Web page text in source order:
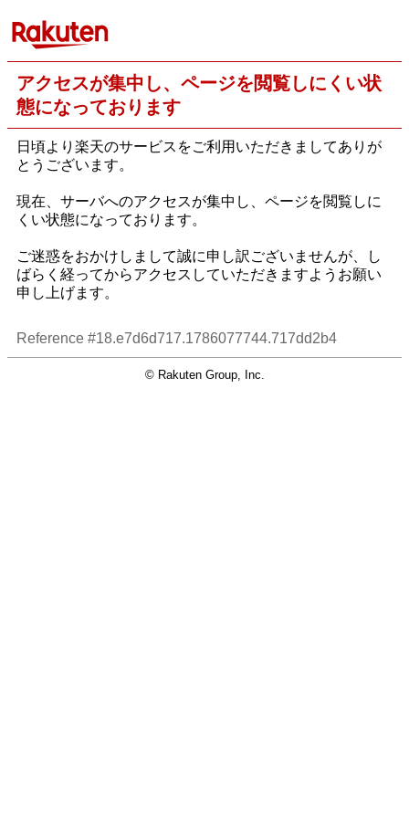
アクセスが集中し、ページを閲覧しにくい状
態になっております
日頃より楽天のサービスをご利用いただきましてありが
とうございます。
現在、サーバへのアクセスが集中し、ページを閲覧しに
くい状態になっております。
ご迷惑をおかけしまして誠に申し訳ございませんが、し
ばらく経ってからアクセスしていただきますようお願い
申し上げます。
Reference #18.e7d6d717.1786077744.717dd2b4
© Rakuten Group, Inc.